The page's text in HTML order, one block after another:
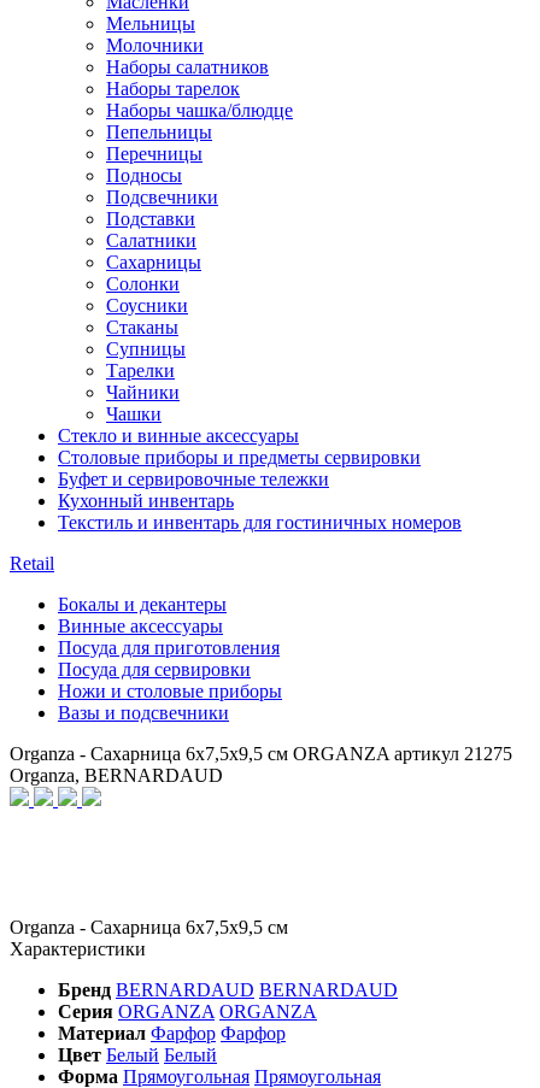
Мельницы
Молочники
Наборы салатников
Наборы тарелок
Наборы чашка/блюдце
Пепельницы
Перечницы
Подносы
Подсвечники
Подставки
Салатники
Сахарницы
Солонки
Соусники
Стаканы
Супницы
Тарелки
Чайники
Чашки
Стекло и винные аксессуары
Столовые приборы и предметы сервировки
Буфет и сервировочные тележки
Кухонный инвентарь
Текстиль и инвентарь для гостиничных номеров
Retail
Бокалы и декантеры
Винные аксессуары
Посуда для приготовления
Посуда для сервировки
Ножи и столовые приборы
Вазы и подсвечники
Organza - Сахарница 6х7,5х9,5 см ORGANZA артикул 21275
Organza, BERNARDAUD
Organza - Сахарница 6х7,5х9,5 см
Характеристики
Бренд BERNARDAUD BERNARDAUD
Серия ORGANZA ORGANZA
Материал Фарфор Фарфор
Цвет Белый Белый
Форма Прямоугольная Прямоугольная